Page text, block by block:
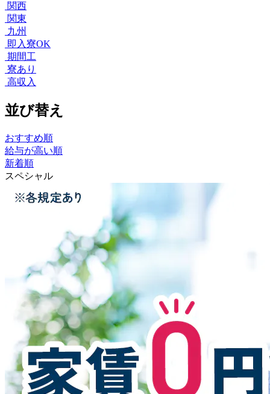
関西
関東
九州
即入寮OK
期間工
寮あり
高収入
並び替え
おすすめ順
給与が高い順
新着順
スペシャル